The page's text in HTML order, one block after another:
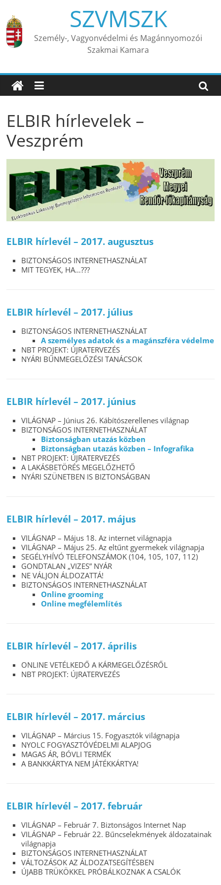
content
SZVMSZK
Személy-, Vagyonvédelmi és Magánnyomozói
Szakmai Kamara
ELBIR hírlevelek –
Veszprém
ELBIR hírlevél – 2017. augusztus
BIZTONSÁGOS INTERNETHASZNÁLAT
MIT TEGYEK, HA…???
ELBIR hírlevél – 2017. július
BIZTONSÁGOS INTERNETHASZNÁLAT
A személyes adatok és a magánszféra védelme
NBT PROJEKT: ÚJRATERVEZÉS
NYÁRI BŰNMEGELŐZÉSI TANÁCSOK
ELBIR hírlevél – 2017. június
VILÁGNAP – Június 26. Kábítószerellenes világnap
BIZTONSÁGOS INTERNETHASZNÁLAT
Biztonságban utazás közben
Biztonságban utazás közben – Infografika
NBT PROJEKT: ÚJRATERVEZÉS
A LAKÁSBETÖRÉS MEGELŐZHETŐ
NYÁRI SZÜNETBEN IS BIZTONSÁGBAN
ELBIR hírlevél – 2017. május
VILÁGNAP – Május 18. Az internet világnapja
VILÁGNAP – Május 25. Az eltűnt gyermekek világnapja
SEGÉLYHÍVÓ TELEFONSZÁMOK (104, 105, 107, 112)
GONDTALAN „VIZES” NYÁR
NE VÁLJON ÁLDOZATTÁ!
BIZTONSÁGOS INTERNETHASZNÁLAT
Online grooming
Online megfélemlítés
ELBIR hírlevél – 2017. április
ONLINE VETÉLKEDŐ A KÁRMEGELŐZÉSRŐL
NBT PROJEKT: ÚJRATERVEZÉS
ELBIR hírlevél – 2017. március
VILÁGNAP – Március 15. Fogyasztók világnapja
NYOLC FOGYASZTÓVÉDELMI ALAPJOG
MAGAS ÁR, BÓVLI TERMÉK
A BANKKÁRTYA NEM JÁTÉKKÁRTYA!
ELBIR hírlevél – 2017. február
VILÁGNAP – Február 7. Biztonságos Internet Nap
VILÁGNAP – Február 22. Bűncselekmények áldozatainak
világnapja
BIZTONSÁGOS INTERNETHASZNÁLAT
VÁLTOZÁSOK AZ ÁLDOZATSEGÍTÉSBEN
ÚJABB TRÜKÖKKEL PRÓBÁLKOZNAK A CSALÓK